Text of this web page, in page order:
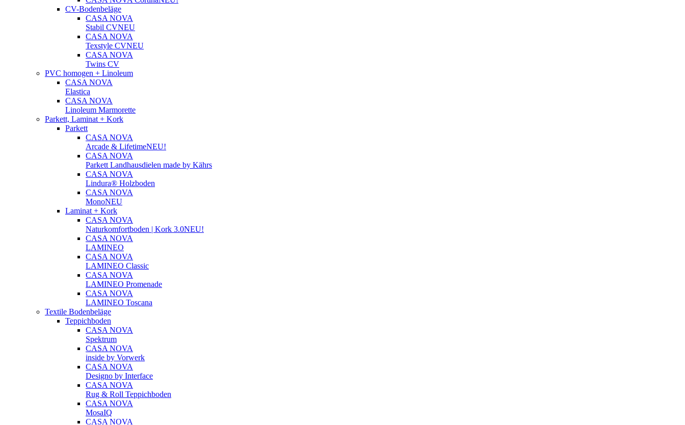
CV-Bodenbeläge
CASA NOVA
Stabil CVNEU
CASA NOVA
Texstyle CVNEU
CASA NOVA
Twins CV
PVC homogen + Linoleum
CASA NOVA
Elastica
CASA NOVA
Linoleum Marmorette
Parkett, Laminat + Kork
Parkett
CASA NOVA
Arcade & LifetimeNEU!
CASA NOVA
Parkett Landhausdielen made by Kährs
CASA NOVA
Lindura® Holzboden
CASA NOVA
MonoNEU
Laminat + Kork
CASA NOVA
Naturkomfortboden | Kork 3.0NEU!
CASA NOVA
LAMINEO
CASA NOVA
LAMINEO Classic
CASA NOVA
LAMINEO Promenade
CASA NOVA
LAMINEO Toscana
Textile Bodenbeläge
Teppichboden
CASA NOVA
Spektrum
CASA NOVA
inside by Vorwerk
CASA NOVA
Designo by Interface
CASA NOVA
Rug & Roll Teppichboden
CASA NOVA
MosaIQ
CASA NOVA